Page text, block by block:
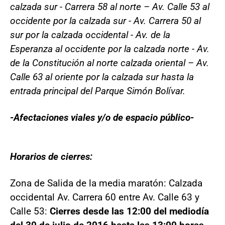
calzada sur - Carrera 58 al norte – Av. Calle 53 al
occidente por la calzada sur - Av. Carrera 50 al
sur por la calzada occidental - Av. de la
Esperanza al occidente por la calzada norte - Av.
de la Constitución al norte calzada oriental – Av.
Calle 63 al oriente por la calzada sur hasta la
entrada principal del Parque Simón Bolívar.
-Afectaciones viales y/o de espacio público-
Horarios de cierres:
Zona de Salida de la media maratón: Calzada
occidental Av. Carrera 60 entre Av. Calle 63 y
Calle 53: Cierres desde las 12:00 del mediodía